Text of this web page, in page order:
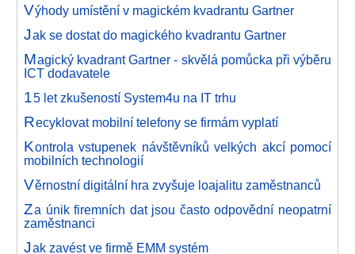
Výhody umístění v magickém kvadrantu Gartner
Jak se dostat do magického kvadrantu Gartner
Magický kvadrant Gartner - skvělá pomůcka při výběru
ICT dodavatele
15 let zkušeností System4u na IT trhu
Recyklovat mobilní telefony se firmám vyplatí
Kontrola vstupenek návštěvníků velkých akcí pomocí
mobilních technologií
Věrnostní digitální hra zvyšuje loajalitu zaměstnanců
Za únik firemních dat jsou často odpovědní neopatrní
zaměstnanci
Jak zavést ve firmě EMM systém